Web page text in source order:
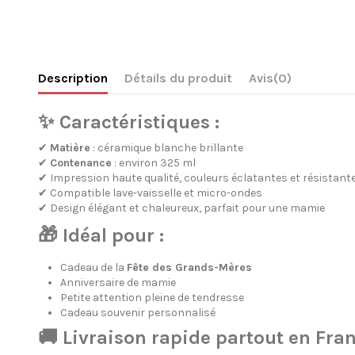
Description Détails du produit Avis(0)
✨ Caractéristiques :
✔ Matière : céramique blanche brillante
✔ Contenance : environ 325 ml
✔ Impression haute qualité, couleurs éclatantes et
✔ Compatible lave-vaisselle et micro-ondes
✔ Design élégant et chaleureux, parfait pour une mamie
🎁 Idéal pour :
Cadeau de la Fête des Grands-Mères
Anniversaire de mamie
Petite attention pleine de tendresse
Cadeau souvenir personnalisé
🚚 Livraison rapide partout en